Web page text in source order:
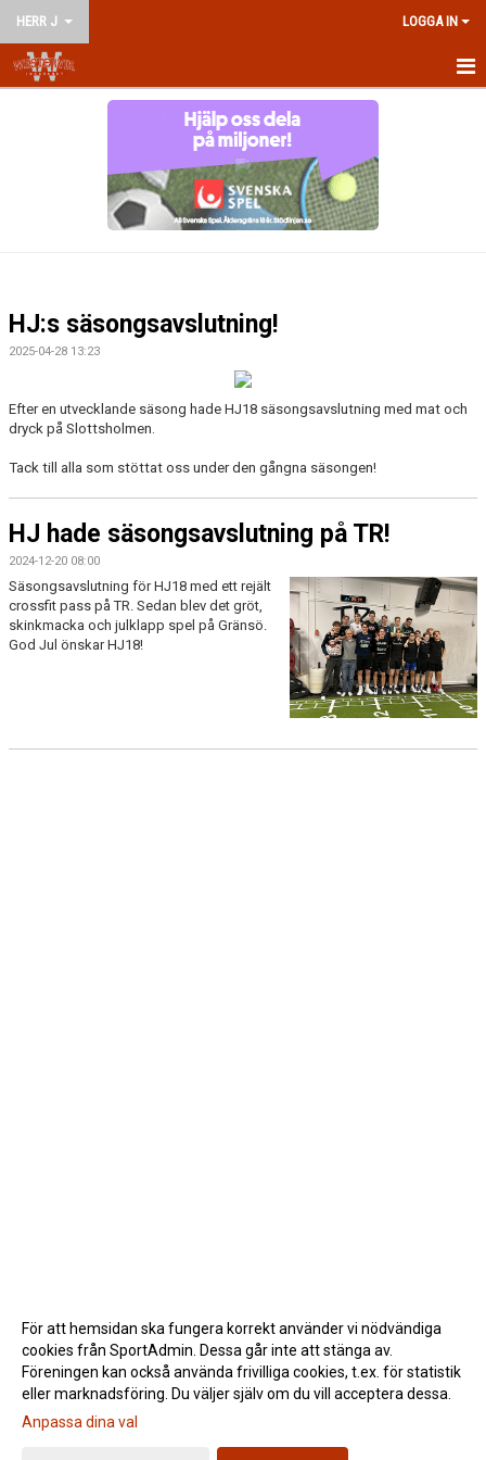
HERR J LOGGA IN
BILDGALLERI
KONTAKT
HJ:s säsongsavslutning!
2025-04-28 13:23
Efter en utvecklande säsong hade HJ18 säsongsavslutning med mat och
dryck på Slottsholmen.
Tack till alla som stöttat oss under den gångna säsongen!
HJ hade säsongsavslutning på TR!
2024-12-20 08:00
Säsongsavslutning för HJ18 med ett rejält
crossfit pass på TR. Sedan blev det gröt,
skinkmacka och julklapp spel på Gränsö.
God Jul önskar HJ18!
Gå till Webbversion
För att hemsidan ska fungera korrekt använder vi nödvändiga
cookies från SportAdmin. Dessa går inte att stänga av.
Föreningen kan också använda frivilliga cookies, t.ex. för statistik
eller marknadsföring. Du väljer själv om du vill acceptera dessa.
Anpassa dina val